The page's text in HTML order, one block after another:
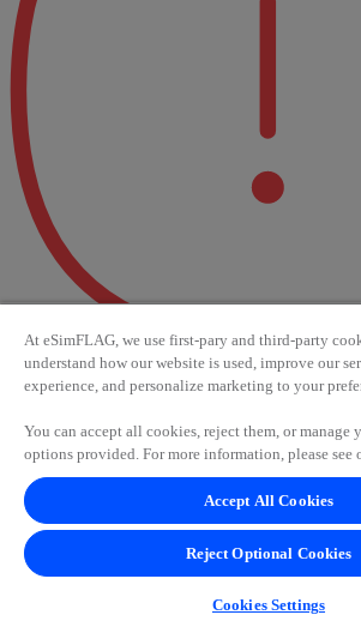
Fehler 404 - Oh je!
schiefgelaufen.
Scheinbar ist ein Fehler aufgetreten. Bitte in
erneut versuchen oder die Verbindung
weiterhin besteht, setzte dich für Hilfe mit uns
Akzeptieren
At eSimFLAG, we use first-pary and third-party
understand how our website is used, improve our
experience, and personalize marketing to your
You can accept all cookies, reject them, or manage
options provided. For more information, please see
Accept All Cookies
Reject Optional Cookies
Cookies Settings